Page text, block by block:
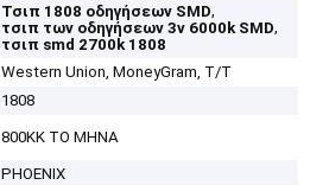
Τσιπ 1808 οδηγήσεων SMD,
τσιπ των οδηγήσεων 3v 6000k SMD,
τσιπ smd 2700k 1808
Western Union, MoneyGram, T/T
1808
800KK ΤΟ ΜΗΝΑ
PHOENIX